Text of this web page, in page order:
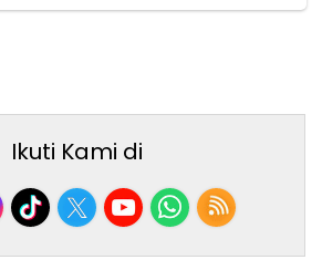
Ikuti Kami di